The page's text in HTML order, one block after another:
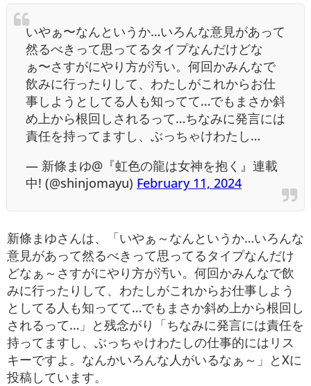
いやぁ〜なんというか…いろんな意見があって
然るべきって思ってるタイプなんだけどな
ぁ〜さすがにやり方が汚い。何回かみんなで
飲みに行ったりして、わたしがこれからお仕
事しようとしてる人も知ってて…でもまさか斜
め上から根回しされるって…ちなみに発言には
責任を持ってますし、ぶっちゃけわたし…
— 新條まゆ@『虹色の龍は女神を抱く』連載
中! (@shinjomayu) February 11, 2024
新條まゆさんは、「いやぁ～なんというか…いろんな
意見があって然るべきって思ってるタイプなんだけ
どなぁ～さすがにやり方が汚い。何回かみんなで飲
みに行ったりして、わたしがこれからお仕事しよう
としてる人も知ってて…でもまさか斜め上から根回し
されるって…」と残念がり「ちなみに発言には責任を
持ってますし、ぶっちゃけわたしの仕事的にはリス
キーですよ。なんかいろんな人がいるなぁ～」とXに
投稿しています。